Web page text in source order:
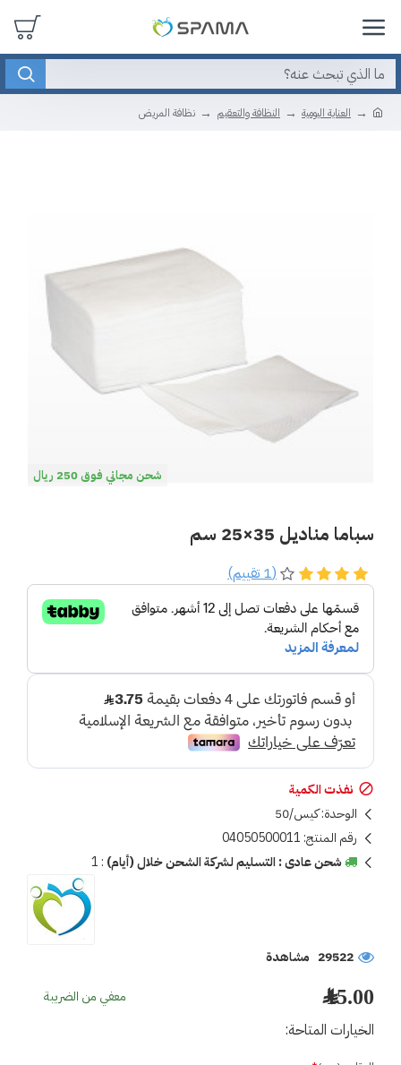
العناية اليومية النظافة والتعقيم نظافة المريض
شحن مجاني فوق 250 ريال
سباما مناديل 35×25 سم
نفذت الكمية
الوحدة:كيس/50
رقم المنتج: 04050500011
شحن عادى : التسليم لشركة الشحن خلال (أيام) :
1
29522 مشاهدة
(1 تقييم)
15.00 ﷼ معفي من الضريبة
الخيارات المتاحة: